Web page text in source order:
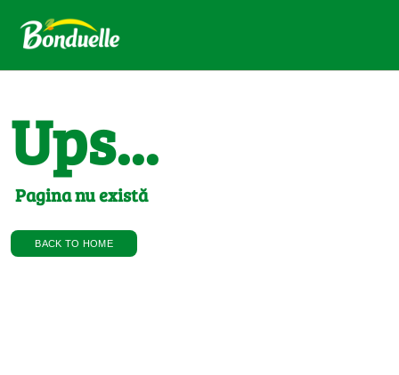
Ups...
Pagina nu există
BACK TO HOME